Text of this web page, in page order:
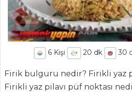
6Kişi 20 dk 30
Firik bulguru nedir? Firikli yaz
Firikli yaz pilavı püf noktası